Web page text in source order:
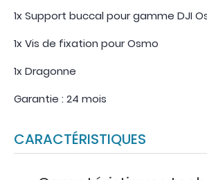
1x Support buccal pour gamme DJI
1x Vis de fixation pour Osmo
1x Dragonne
Garantie : 24 mois
CARACTÉRISTIQUES